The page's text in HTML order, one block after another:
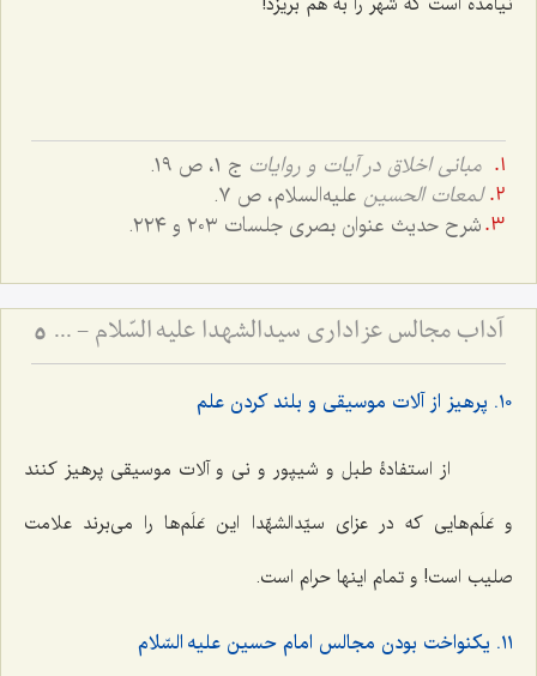
مبانی اخلاق در آیات و روایات ج ١، ص ١٩.
لمعات الحسین علیه‌السلام، ص ٧.
شرح حدیث عنوان بصری جلسات ٢٠٣ و ٢٢٤.
آداب مجالس عزاداری سیدالشهدا علیه السّلام - و دستورات بزرگان راجع به ماه‌های محرم و صفر 5
١٠. پرهیز از آلات موسیقی و بلند کردن علم
از استفادۀ طبل و شیپور و نی و آلات موسیقی پرهیز کنند
و عَلَم‌هایی که در عزای سیّدالشهّدا این عَلَم‌ها را می‌برند علامت
صلیب است! و تمام اینها حرام است.
١١. یکنواخت بودن مجالس امام حسین علیه السّلام